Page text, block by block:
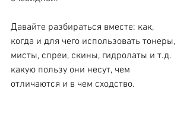
Давайте разбираться вместе: как,
когда и для чего использовать тонеры,
мисты, спреи, скины, гидролаты и т.д.
какую пользу они несут, чем
отличаются и в чем сходство.